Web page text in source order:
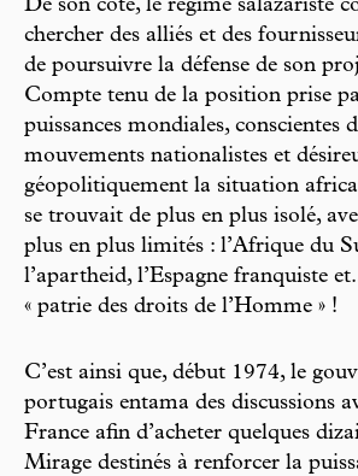
De son côté, le régime salazariste
chercher des alliés et des
de poursuivre la défense de son
Compte tenu de la position prise
puissances mondiales, conscientes
mouvements nationalistes et
géopolitiquement la situation
se trouvait de plus en plus isolé,
plus en plus limités : l’Afrique du
l’apartheid, l’Espagne franquiste
« patrie des droits de l’Homme » !
C’est ainsi que, début 1974, le
portugais entama des discussions
France afin d’acheter quelques
Mirage destinés à renforcer la